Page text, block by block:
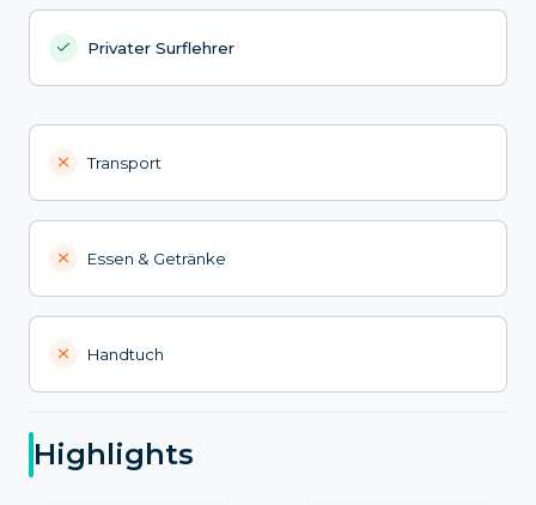
Privater Surflehrer
Transport
Essen & Getränke
Handtuch
Highlights